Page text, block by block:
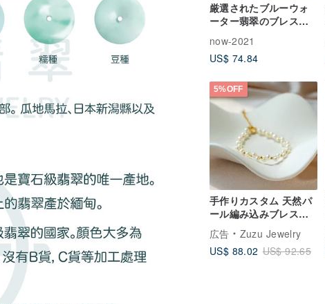
厳選されたブルーウォ
ーター翡翠のブレスレ
翡翠が彩る 腕元に宿る
深遠な潤いと優雅な質
now-2021
US$ 74.84
5%OFF
手作りカスタム 天然パ
ール編み込みブレスレ
ット 医療用ステンレス
18Kメッキ
広告
Zuzu Jewelry
US$ 88.02 US$ 92.65